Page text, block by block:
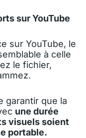
sur YouTube
sur YouTube, le
à celle
le fichier,
garantir que la
une durée
visuels soient
portable.